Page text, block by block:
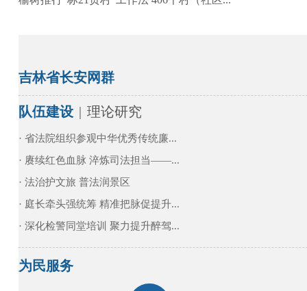
吉林省长安网群
队伍建设 | 理论研究
· 省法院组织参观中华优秀传统廉...
· 赓续红色血脉 淬炼司法担当——...
· 法治护文旅 普法润景区
· 庭长牵头强统筹 精准把脉促提升...
· 深化检警同堂培训 聚力提升醉驾...
为民服务